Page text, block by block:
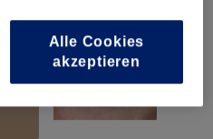
Alle Cookies
akzeptieren